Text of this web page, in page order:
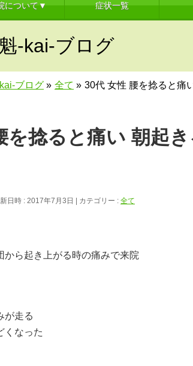
について▼ 症状一覧
-kai-ブログ
ブログ » 全て » 30代 女性 腰を捻ると痛
を捻ると痛い 朝起
日時 : 2017年7月3日 カテゴリー : 全て
から起き上がる時の痛みで来院
が走る
くなった